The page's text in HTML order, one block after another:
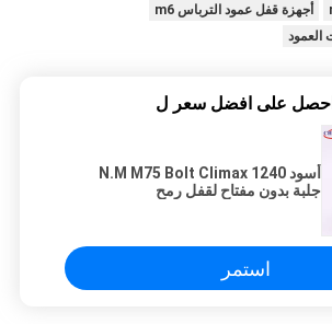
أجهزة قفل عمود الترباس m6
احصل على افضل سعر ل
أسود 1240 N.M M75 Bolt Climax
جلبة بدون مفتاح لقفل رمح
استمر